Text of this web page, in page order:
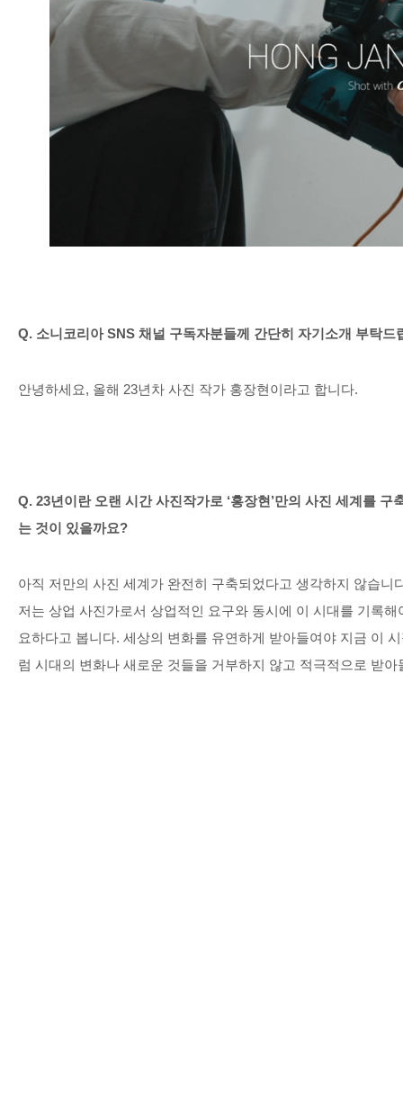
Q. 소니코리아SNS 채널 구독자분들께 간단히 자기소개 부탁드
안녕하세요, 올해 23년차 사진 작가 홍장현이라고 합니다.
Q. 23년이란 오랜 시간 사진작가로 ‘홍장현’만의 사진 세계를 구
는 것이 있을까요?
아직 저만의 사진 세계가 완전히 구축되었다고 생각하지 않습니
저는 상업 사진가로서 상업적인 요구와 동시에 이 시대를 기록
요하다고 봅니다. 세상의 변화를 유연하게 받아들여야 지금 이
럼 시대의 변화나 새로운 것들을 거부하지 않고 적극적으로 받